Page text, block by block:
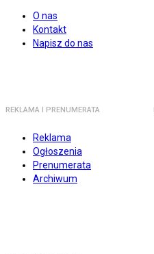
O nas
Kontakt
Napisz do nas
REKLAMA I PRENUMERATA
Reklama
Ogłoszenia
Prenumerata
Archiwum